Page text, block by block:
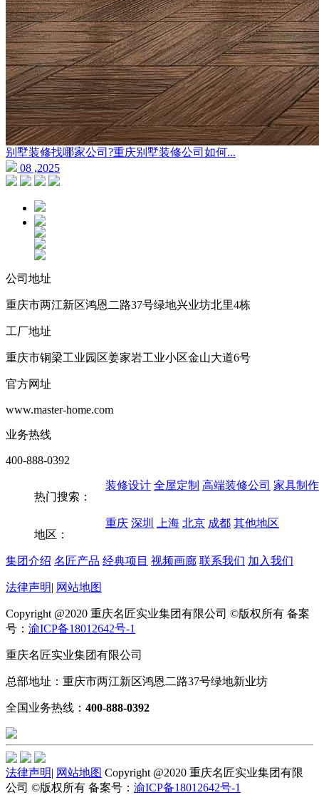
别墅装修找哪家公司?重庆别墅装修公司如何...
08 ,2025
公司地址
重庆市两江新区鸿恩二路37号绿地兴业坊北里4栋
工厂地址
重庆市铜梁工业园区姜家岩工业小区金山大道6号
官方网址
www.master-home.com
业务热线
400-888-0392
热门搜索：
装修设计 全屋定制 高端装修公司 家具制
地区：
重庆 深圳 上海 北京 成都 其他地区
集团介绍 名匠产品 经典项目 视频画廊 联系我们 加入我们
法律声明| 网站地图
Copyright @2020 重庆名匠实业集团有限公司 ©版权所有 备案
号： 渝ICP备18012642号-1
重庆名匠实业集团有限公司
总部地址：重庆市两江新区鸿恩二路37号绿地新业坊
全国业务热线： 400-888-0392
法律声明| 网站地图 Copyright @2020 重庆名匠实业集团有限
公司 ©版权所有 备案号： 渝ICP备18012642号-1